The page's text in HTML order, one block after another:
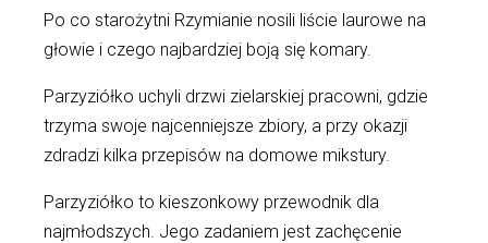
Po co starożytni Rzymianie nosili liście laurowe na
głowie i czego najbardziej boją się komary.
Parzyziółko uchyli drzwi zielarskiej pracowni, gdzie
trzyma swoje najcenniejsze zbiory, a przy okazji
zdradzi kilka przepisów na domowe mikstury.
Parzyziółko to kieszonkowy przewodnik dla
najmłodszych. Jego zadaniem jest zachęcenie